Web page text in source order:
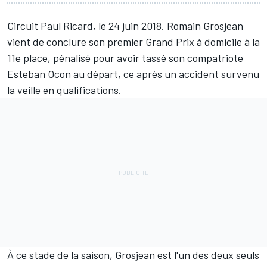
Circuit Paul Ricard, le 24 juin 2018. Romain Grosjean
vient de conclure son premier Grand Prix à domicile à la
11e place, pénalisé pour avoir tassé son compatriote
Esteban Ocon au départ, ce après un accident survenu
la veille en qualifications.
À ce stade de la saison, Grosjean est l'un des deux seuls